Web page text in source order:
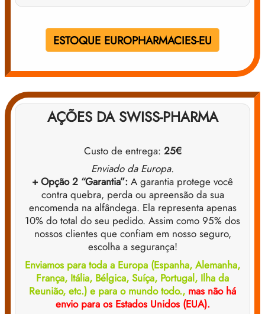
ESTOQUE EUROPHARMACIES-EU
AÇÕES DA SWISS-PHARMA
Custo de entrega: 25€
Enviado da Europa.
+ Opção 2 “Garantia”: A garantia protege você
contra quebra, perda ou apreensão da sua
encomenda na alfândega. Ela representa apenas
10% do total do seu pedido. Assim como 95% dos
nossos clientes que confiam em nosso seguro,
escolha a segurança!
Enviamos para toda a Europa (Espanha, Alemanha,
França, Itália, Bélgica, Suíça, Portugal, Ilha da
Reunião, etc.) e para o mundo todo., mas não há
envio para os Estados Unidos (EUA).